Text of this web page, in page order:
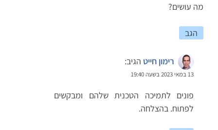
מה עושים?
הגב
רימון חייט הגיב:
13 במאי 2023 בשעה 19:40
פונים לתמיכה הטכנית שלהם ומבקשים
לפתוח. בהצלחה.